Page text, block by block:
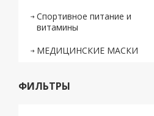
Спортивное питание и
витамины
МЕДИЦИНСКИЕ МАСКИ
ФИЛЬТРЫ